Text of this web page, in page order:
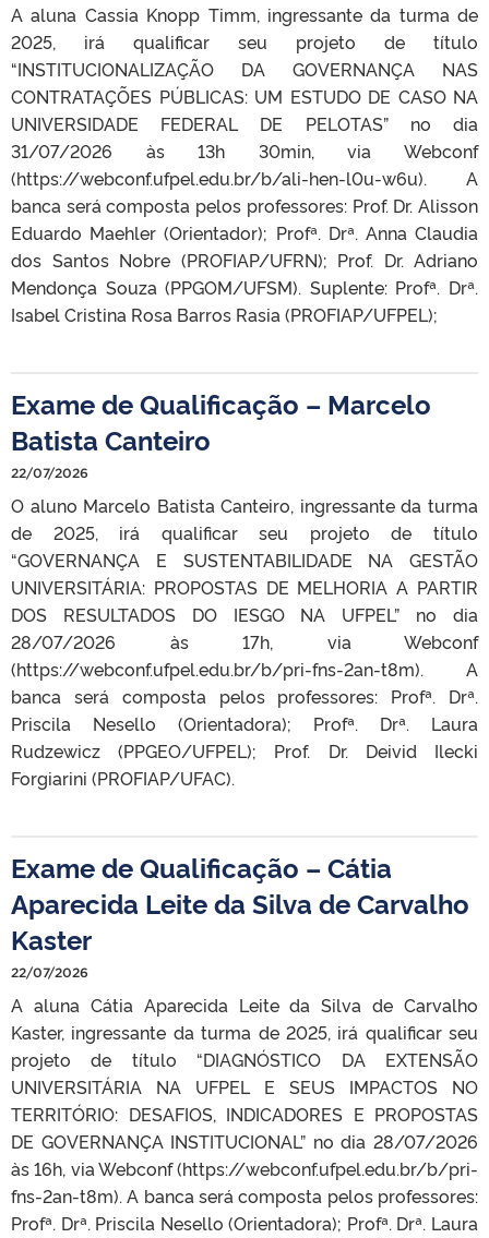
A aluna Cassia Knopp Timm, ingressante da turma de
2025, irá qualificar seu projeto de título
“INSTITUCIONALIZAÇÃO DA GOVERNANÇA NAS
CONTRATAÇÕES PÚBLICAS: UM ESTUDO DE CASO NA
UNIVERSIDADE FEDERAL DE PELOTAS” no dia
31/07/2026 às 13h 30min, via Webconf
(https://webconf.ufpel.edu.br/b/ali-hen-l0u-w6u). A
banca será composta pelos professores: Prof. Dr. Alisson
Eduardo Maehler (Orientador); Profª. Drª. Anna Claudia
dos Santos Nobre (PROFIAP/UFRN); Prof. Dr. Adriano
Mendonça Souza (PPGOM/UFSM). Suplente: Profª. Drª.
Isabel Cristina Rosa Barros Rasia (PROFIAP/UFPEL);
Exame de Qualificação – Marcelo
Batista Canteiro
22/07/2026
O aluno Marcelo Batista Canteiro, ingressante da turma
de 2025, irá qualificar seu projeto de título
“GOVERNANÇA E SUSTENTABILIDADE NA GESTÃO
UNIVERSITÁRIA: PROPOSTAS DE MELHORIA A PARTIR
DOS RESULTADOS DO IESGO NA UFPEL” no dia
28/07/2026 às 17h, via Webconf
(https://webconf.ufpel.edu.br/b/pri-fns-2an-t8m). A
banca será composta pelos professores: Profª. Drª.
Priscila Nesello (Orientadora); Profª. Drª. Laura
Rudzewicz (PPGEO/UFPEL); Prof. Dr. Deivid Ilecki
Forgiarini (PROFIAP/UFAC).
Exame de Qualificação – Cátia
Aparecida Leite da Silva de Carvalho
Kaster
22/07/2026
A aluna Cátia Aparecida Leite da Silva de Carvalho
Kaster, ingressante da turma de 2025, irá qualificar seu
projeto de título “DIAGNÓSTICO DA EXTENSÃO
UNIVERSITÁRIA NA UFPEL E SEUS IMPACTOS NO
TERRITÓRIO: DESAFIOS, INDICADORES E PROPOSTAS
DE GOVERNANÇA INSTITUCIONAL” no dia 28/07/2026
às 16h, via Webconf (https://webconf.ufpel.edu.br/b/pri-
fns-2an-t8m). A banca será composta pelos professores:
Profª. Drª. Priscila Nesello (Orientadora); Profª. Drª. Laura